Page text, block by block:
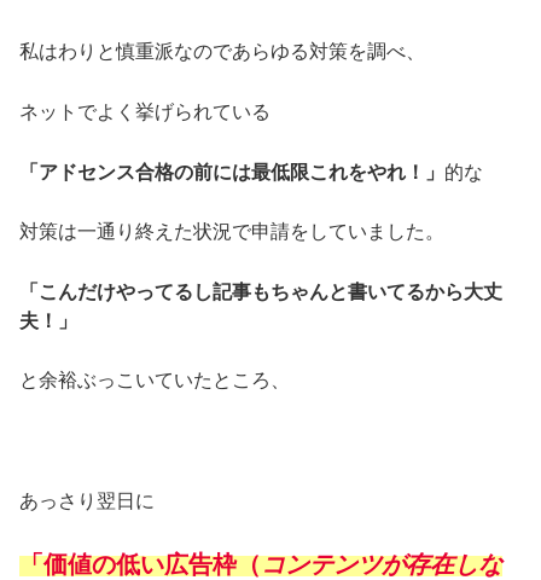
私はわりと慎重派なのであらゆる対策を調べ、
ネットでよく挙げられている
「アドセンス合格の前には最低限これをやれ！」 的な
対策は一通り終えた状況で申請をしていました。
「こんだけやってるし記事もちゃんと書いてるから大丈
夫！」
と余裕ぶっこいていたところ、
あっさり翌日に
「価値の低い広告枠（コンテンツが存在しな